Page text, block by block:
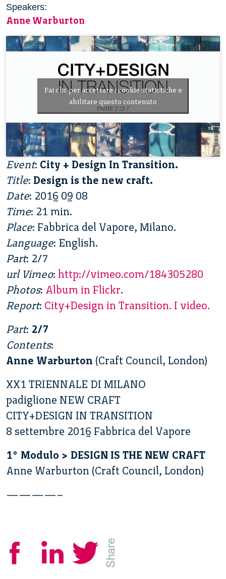
Speakers:
Anne Warburton
Fai clic per accettare i cookie statistiche e
abilitare questo contenuto
Event: City + Design In Transition.
Title: Design is the new craft.
Date: 2016 09 08
Time: 21 min.
Place: Fabbrica del Vapore, Milano.
Language: English.
Part: 2/7
url Vimeo: http://vimeo.com/184305280
Photos: Album in Flickr.
Report: City+Design in Transition. I video.
Part: 2/7
Contents:
Anne Warburton (Craft Council, London)
XX1 TRIENNALE DI MILANO
padiglione NEW CRAFT
CITY+DESIGN IN TRANSITION
8 settembre 2016 Fabbrica del Vapore
1° Modulo > DESIGN IS THE NEW CRAFT
Anne Warburton (Craft Council, London)
————–